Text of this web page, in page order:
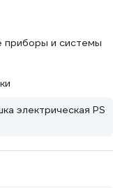
приборы и системы
электрическая PS